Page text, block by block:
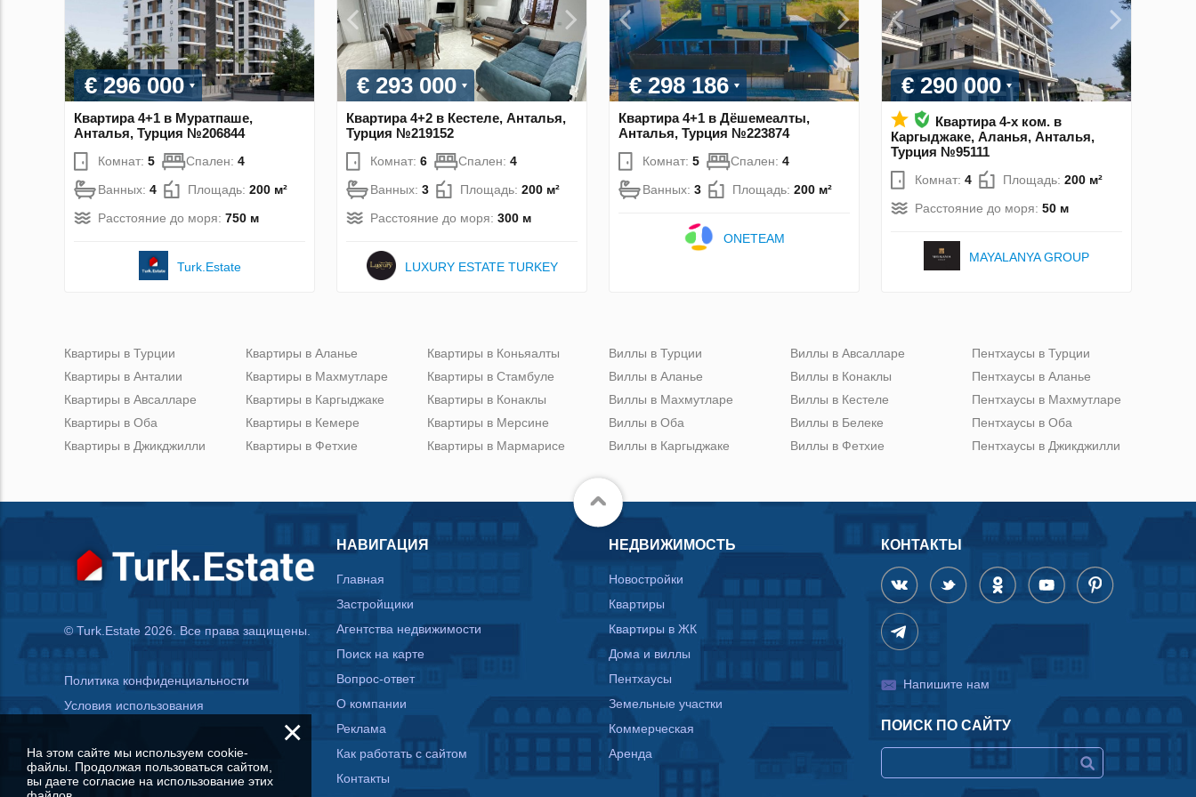
€ 296 000
Квартира 4+1 в Муратпаше,
Анталья, Турция №206844
Комнат: 5 Спален: 4
Ванных: 4 Площадь: 200 м²
Расстояние до моря: 750 м
Turk.Estate
€ 293 000
Квартира 4+2 в Кестеле, Анталья,
Турция №219152
Комнат: 6 Спален: 4
Ванных: 3 Площадь: 200 м²
Расстояние до моря: 300 м
LUXURY ESTATE TURKEY
€ 298 186
Квартира 4+1 в Дёшемеалты,
Анталья, Турция №223874
Комнат: 5 Спален: 4
Ванных: 3 Площадь: 200 м²
ONETEAM
€ 290 000
Квартира 4-х ком. в
Каргыджаке, Аланья, Анталья,
Турция №95111
Комнат: 4 Площадь: 200 м²
Расстояние до моря: 50 м
MAYALANYA GROUP
Квартиры в Турции
Квартиры в Анталии
Квартиры в Авсалларе
Квартиры в Оба
Квартиры в Джикджилли
Квартиры в Аланье
Квартиры в Махмутларе
Квартиры в Каргыджаке
Квартиры в Кемере
Квартиры в Фетхие
Квартиры в Коньяалты
Квартиры в Стамбуле
Квартиры в Конаклы
Квартиры в Мерсине
Квартиры в Мармарисе
Виллы в Турции
Виллы в Аланье
Виллы в Махмутларе
Виллы в Оба
Виллы в Каргыджаке
Виллы в Авсалларе
Виллы в Конаклы
Виллы в Кестеле
Виллы в Белеке
Виллы в Фетхие
Пентхаусы в Турции
Пентхаусы в Аланье
Пентхаусы в Махмутларе
Пентхаусы в Оба
Пентхаусы в Джикджилли
© Turk.Estate 2026. Все права защищены.
Политика конфиденциальности
Условия использования
НАВИГАЦИЯ
Главная
Застройщики
Агентства недвижимости
Поиск на карте
Вопрос-ответ
О компании
Реклама
Как работать с сайтом
Контакты
НЕДВИЖИМОСТЬ
Новостройки
Квартиры
Квартиры в ЖК
Дома и виллы
Пентхаусы
Земельные участки
Коммерческая
Аренда
КОНТАКТЫ
Напишите нам
ПОИСК ПО САЙТУ
×
На этом сайте мы используем cookie-
файлы. Продолжая пользоваться сайтом,
вы даете согласие на использование этих